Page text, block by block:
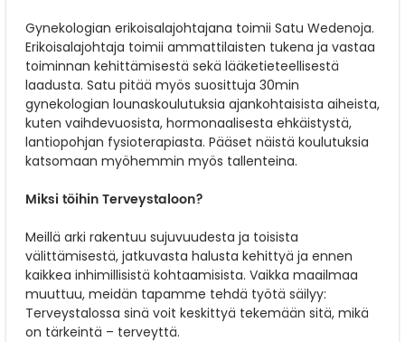
Gynekologian erikoisalajohtajana toimii Satu Wedenoja.
Erikoisalajohtaja toimii ammattilaisten tukena ja vastaa
toiminnan kehittämisestä sekä lääketieteellisestä
laadusta. Satu pitää myös suosittuja 30min
gynekologian lounaskoulutuksia ajankohtaisista aiheista,
kuten vaihdevuosista, hormonaalisesta ehkäistystä,
lantiopohjan fysioterapiasta. Pääset näistä koulutuksia
katsomaan myöhemmin myös tallenteina.
Miksi töihin Terveystaloon?
Meillä arki rakentuu sujuvuudesta ja toisista
välittämisestä, jatkuvasta halusta kehittyä ja ennen
kaikkea inhimillisistä kohtaamisista. Vaikka maailmaa
muuttuu, meidän tapamme tehdä työtä säilyy:
Terveystalossa sinä voit keskittyä tekemään sitä, mikä
on tärkeintä – terveyttä.